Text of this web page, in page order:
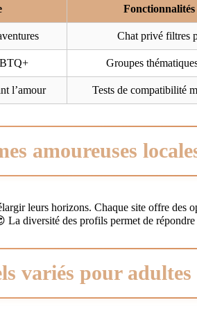
Chat privé filtres
Groupes
l’amour Tests de compatibilité
amoureuses
leurs horizons. Chaque site offre des
diversité des profils permet de répondre
variés pour